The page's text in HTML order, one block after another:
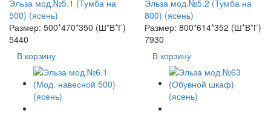
Эльза мод.№5.1 (Тумба на
500) (ясень)
Размер: 500*470*350 (Ш*В*Г)
5440
В корзину
Эльза мод.№5.2 (Тумба на
800) (ясень)
Размер: 800*614*352 (Ш*В*Г)
7930
В корзину